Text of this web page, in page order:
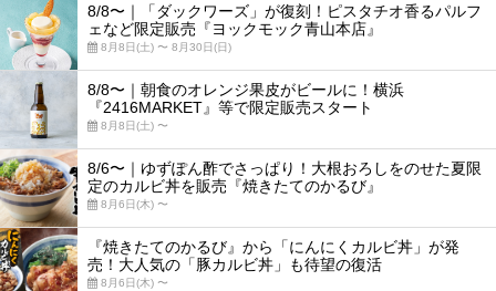
8/8〜｜「ダックワーズ」が復刻！ピスタチオ香るパルフ
ェなど限定販売『ヨックモック青山本店』
8月8日(土) 〜 8月30日(日)
8/8〜｜朝食のオレンジ果皮がビールに！横浜
『2416MARKET』等で限定販売スタート
8月8日(土) 〜
8/6〜｜ゆずぽん酢でさっぱり！大根おろしをのせた夏限
定のカルビ丼を販売『焼きたてのかるび』
8月6日(木) 〜
『焼きたてのかるび』から「にんにくカルビ丼」が発
売！大人気の「豚カルビ丼」も待望の復活
8月6日(木) 〜